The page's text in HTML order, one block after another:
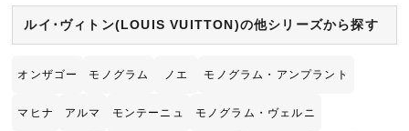
ルイ･ヴィトン(LOUIS VUITTON)の他シリーズから探す
オンザゴー モノグラム ノエ モノグラム・アンプラント
マヒナ アルマ モンテーニュ モノグラム・ヴェルニ